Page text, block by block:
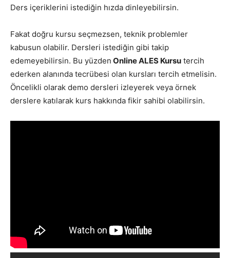
Ders içeriklerini istediğin hızda dinleyebilirsin.
Fakat doğru kursu seçmezsen, teknik problemler
kabusun olabilir. Dersleri istediğin gibi takip
edemeyebilirsin. Bu yüzden Online ALES Kursu tercih
ederken alanında tecrübesi olan kursları tercih etmelisin.
Öncelikli olarak demo dersleri izleyerek veya örnek
derslere katılarak kurs hakkında fikir sahibi olabilirsin.